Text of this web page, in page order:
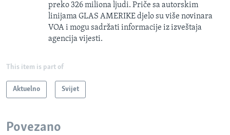
preko 326 miliona ljudi. Priče sa autorskim
linijama GLAS AMERIKE djelo su više novinara
VOA i mogu sadržati informacije iz izveštaja
agencija vijesti.
This item is part of
Aktuelno Svijet
Povezano